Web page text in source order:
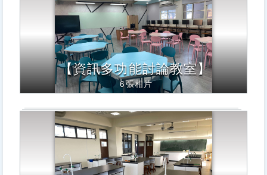
【資訊多功能討論教室】
6張相片